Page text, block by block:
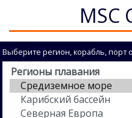
MSC
Выберите регион, корабль, порт